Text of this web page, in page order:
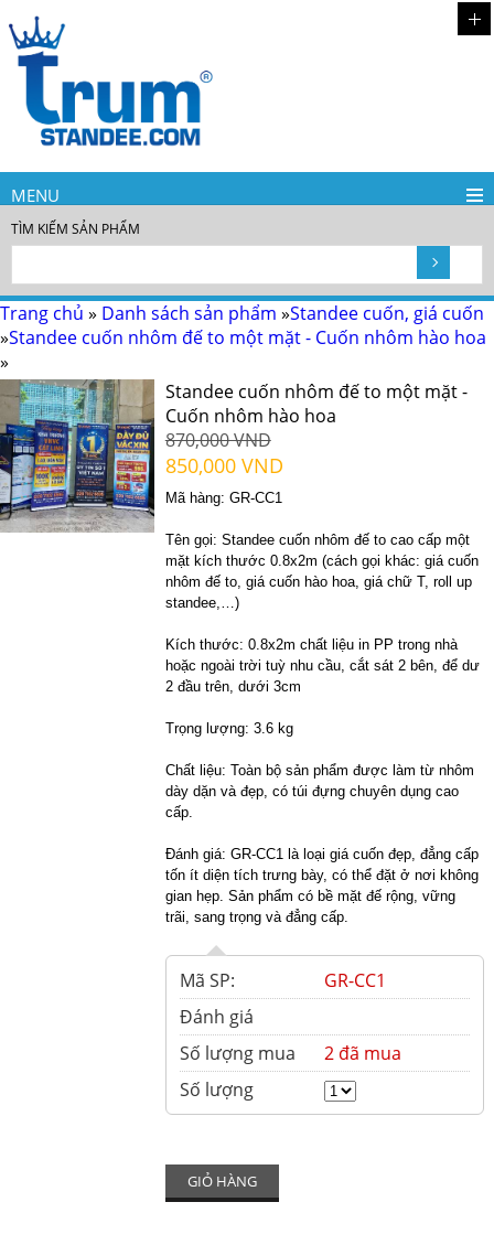
MENU
TÌM KIẾM SẢN PHẨM
Trang chủ » Danh sách sản phẩm »Standee cuốn, giá cuốn
»Standee cuốn nhôm đế to một mặt - Cuốn nhôm hào hoa
»
Standee cuốn nhôm đế to một mặt -
Cuốn nhôm hào hoa
870,000 VND
850,000 VND
Mã hàng: GR-CC1
Tên gọi: Standee cuốn nhôm đế to cao cấp một
mặt kích thước 0.8x2m (cách gọi khác: giá cuốn
nhôm đế to, giá cuốn hào hoa, giá chữ T, roll up
standee,…)
Kích thước: 0.8x2m chất liệu in PP trong nhà
hoặc ngoài trời tuỳ nhu cầu, cắt sát 2 bên, để dư
2 đầu trên, dưới 3cm
Trọng lượng: 3.6kg
Chất liệu: Toàn bộ sản phẩm được làm từ nhôm
dày dặn và đẹp, có túi đựng chuyên dụng cao
cấp.
Đánh giá: GR-CC1 là loại giá cuốn đẹp, đẳng cấp
tốn ít diện tích trưng bày, có thể đặt ở nơi không
gian hẹp. Sản phẩm có bề mặt đế rộng, vững
trãi, sang trọng và đẳng cấp.
Mã SP:
GR-CC1
Đánh giá
Số lượng mua
2 đã mua
Số lượng
GIỎ HÀNG